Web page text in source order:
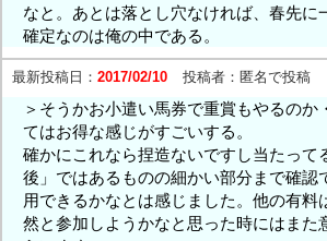
なと。あとは落とし穴なければ、春先に
確定なのは俺の中である。
最新投稿日： 2017/02/10 投稿者： 匿名で投稿
＞そうかお小遣い馬券で重賞もやるのか
てはお得な感じがすごいする。
確かにこれなら捏造ないですし当たって
後」ではあるものの細かい部分まで確認
用できるかなとは感じました。他の有料
然と参加しようかなと思った時にはまた